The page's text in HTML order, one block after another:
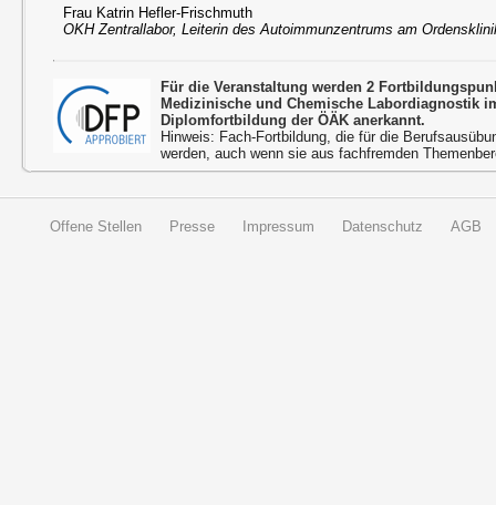
Frau Katrin Hefler-Frischmuth
OKH Zentrallabor, Leiterin des Autoimmunzentrums am
Für die Veranstaltung werden 2
Medizinische und Chemische Labordiagnostik
Diplomfortbildung der ÖÄK anerkannt.
Hinweis: Fach-Fortbildung, die für die
werden, auch wenn sie aus fachfremden
Offene Stellen Presse Impressum Datenschutz AGB